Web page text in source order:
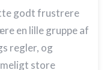
godt frustrere
en lille gruppe af
regler, og
store